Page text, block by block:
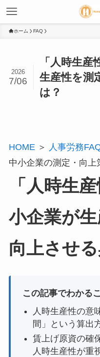
ホーム FAQ
「人時生
生産性を測
は？
2026
7/06
HOME ＞ 人事労務
中小企業の測定・向上
「人時生
小企業が生
向上させ
この記事でわかる
人時生産性の意
間」という算出
賃上げ原資の確
人時生産性が重